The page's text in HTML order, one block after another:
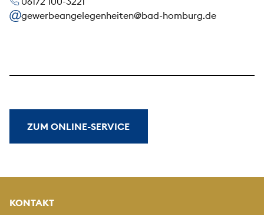
gewerbeangelegenheiten@bad-homburg.de
ZUM ONLINE-SERVICE
KONTAKT